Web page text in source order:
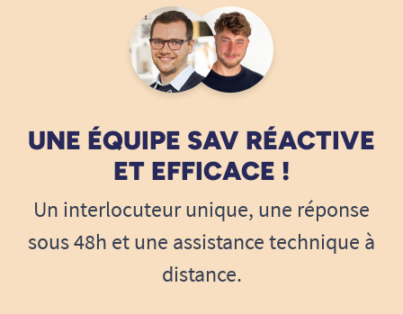
UNE ÉQUIPE SAV RÉACTIVE
ET EFFICACE !
Un interlocuteur unique, une réponse
sous 48h et une assistance technique à
distance.